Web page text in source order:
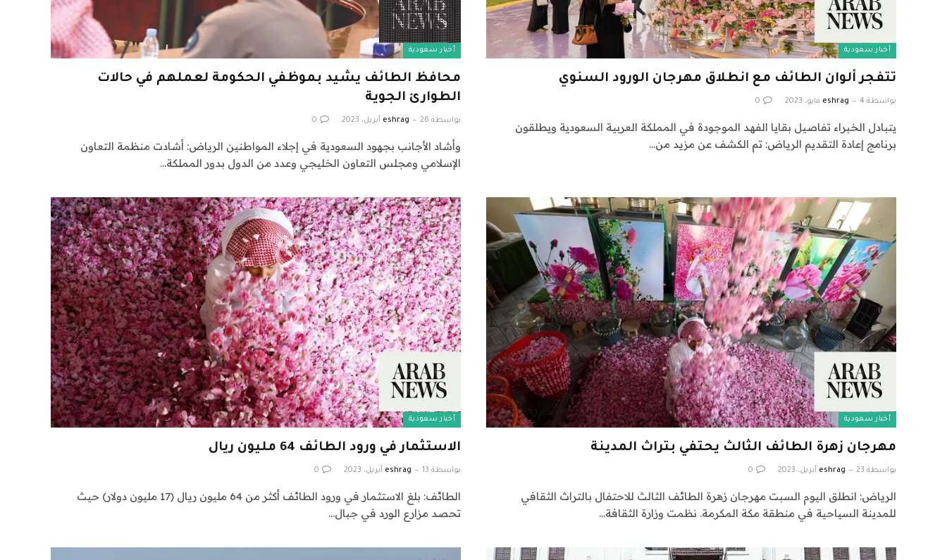
أخبار سعودية
تتفجر ألوان الطائف مع انطلاق مهرجان الورود السنوي
بواسطة eshrag 4 مايو، 2023 0
يتبادل الخبراء تفاصيل بقايا الفهد الموجودة في المملكة العربية السعودية ويطلقون
برنامج إعادة التقديم الرياض: تم الكشف عن مزيد من…
أخبار سعودية
محافظ الطائف يشيد بموظفي الحكومة لعملهم في حالات
الطوارئ الجوية
بواسطة eshrag 26 أبريل، 2023 0
وأشاد الأجانب بجهود السعودية في إجلاء المواطنين الرياض: أشادت منظمة التعاون
الإسلامي ومجلس التعاون الخليجي وعدد من الدول بدور المملكة…
أخبار سعودية
مهرجان زهرة الطائف الثالث يحتفي بتراث المدينة
بواسطة eshrag 23 أبريل، 2023 0
الرياض: انطلق اليوم السبت مهرجان زهرة الطائف الثالث للاحتفال بالتراث الثقافي
للمدينة السياحية في منطقة مكة المكرمة. نظمت وزارة الثقافة…
أخبار سعودية
الاستثمار في ورود الطائف 64 مليون ريال
بواسطة eshrag 13 أبريل، 2023 0
الطائف: بلغ الاستثمار في ورود الطائف أكثر من 64 مليون ريال (17 مليون دولار) حيث
تحصد مزارع الورد في جبال…